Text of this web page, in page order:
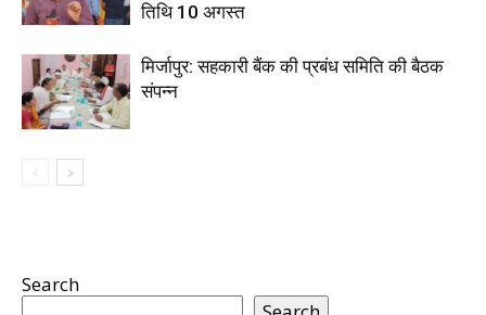
तिथि 10 अगस्त
मिर्जापुर: सहकारी बैंक की प्रबंध समिति की बैठक
संपन्न
Search